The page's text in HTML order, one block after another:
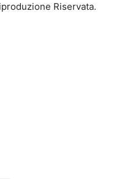
Riservata.